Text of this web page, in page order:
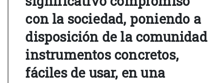
con la sociedad, poniendo a
disposición de la comunidad
instrumentos concretos,
fáciles de usar, en una